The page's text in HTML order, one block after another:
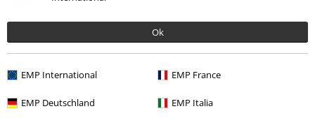
Ok
EMP International EMP France
EMP Deutschland EMP Italia
Finns även i stora storlekar
Hetfield Vulture Metallica Broken Logo II